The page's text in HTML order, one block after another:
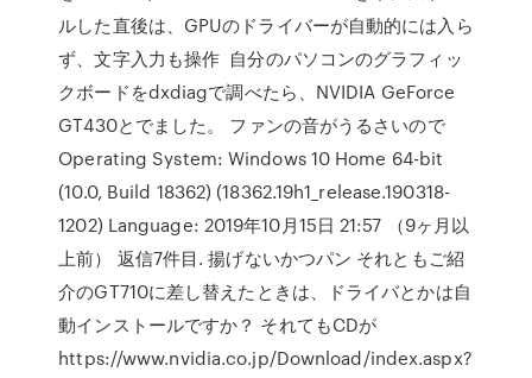
ルした直後は、GPUのドライバーが自動的には入ら
ず、文字入力も操作 自分のパソコンのグラフィッ
クボードをdxdiagで調べたら、NVIDIA GeForce
GT430とでました。 ファンの音がうるさいので
Operating System: Windows 10 Home 64-bit
(10.0, Build 18362) (18362.19h1_release.190318-
1202) Language: 2019年10月15日 21:57 （9ヶ月以
上前） 返信7件目. 揚げないかつパン それともご紹
介のGT710に差し替えたときは、ドライバとかは自
動インストールですか？ それてもCDが
https://www.nvidia.co.jp/Download/index.aspx?